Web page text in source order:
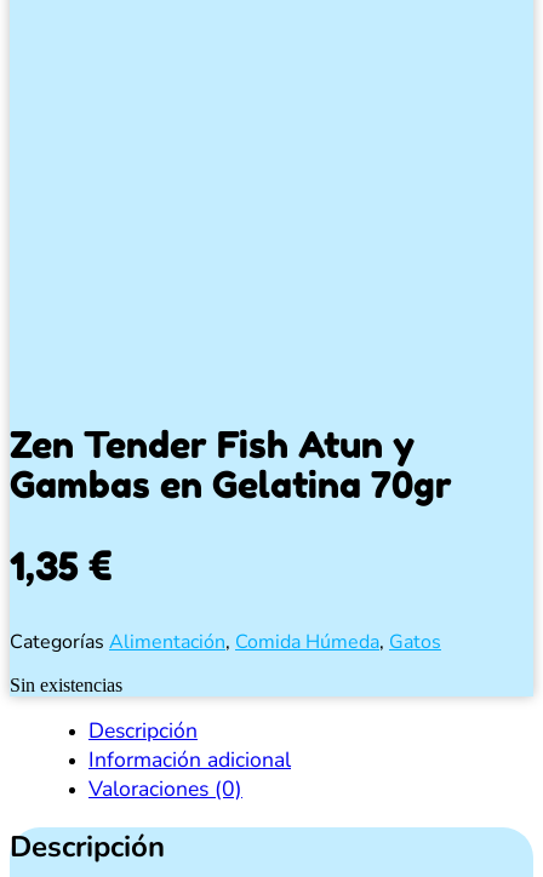
Zen Tender Fish Atun y
Gambas en Gelatina 70gr
1,35 €
Categorías Alimentación, Comida Húmeda, Gatos
Sin existencias
Descripción
Información adicional
Valoraciones (0)
Descripción